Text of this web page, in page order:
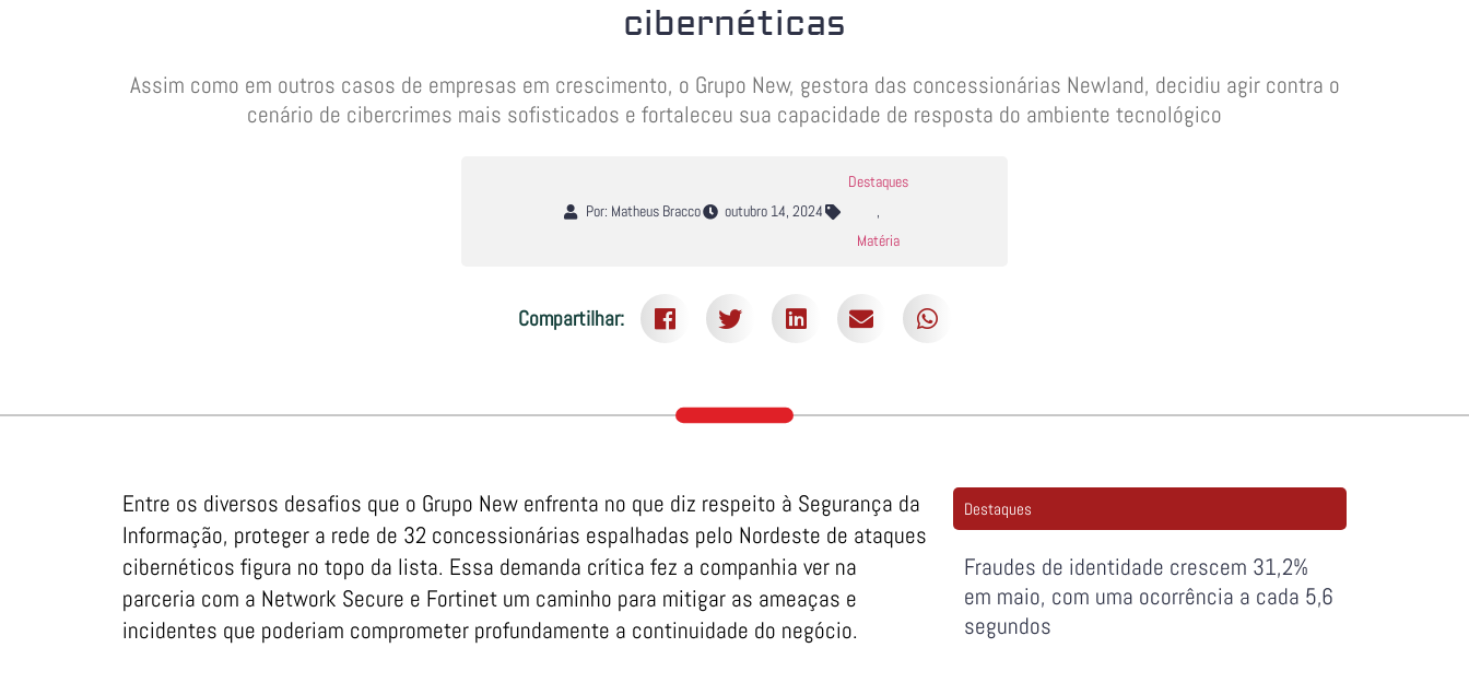
cibernéticas
Assim como em outros casos de empresas em crescimento, o Grupo New, gestora das concessionárias Newland, decidiu agir contra o
cenário de cibercrimes mais sofisticados e fortaleceu sua capacidade de resposta do ambiente tecnológico
Por: Matheus Bracco outubro 14, 2024
Destaques
,
Matéria
Compartilhar:
Entre os diversos desafios que o Grupo New enfrenta no que diz respeito à Segurança da
Informação, proteger a rede de 32 concessionárias espalhadas pelo Nordeste de ataques
cibernéticos figura no topo da lista. Essa demanda crítica fez a companhia ver na
parceria com a Network Secure e Fortinet um caminho para mitigar as ameaças e
incidentes que poderiam comprometer profundamente a continuidade do negócio.
Destaques
Fraudes de identidade crescem 31,2%
em maio, com uma ocorrência a cada 5,6
segundos